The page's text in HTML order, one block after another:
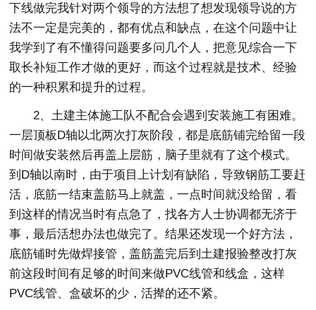
下线做完我针对两个领导的方法想了想发现领导说的方
法不一定是完美的，都有优点和缺点，在这个问题中让
我学到了有不懂得问题要多问几个人，把意见综合一下
取长补短工作才做的更好，而这个过程就是技术、经验
的一种积累和提升的过程。
2、土建主体施工队不配合会遇到安装施工有困难。
一层顶板D轴以北两次打灰阶段，都是底筋铺完给留一段
时间做安装然后再盖上层筋，脑子里就有了这个模式。
到D轴以南时，由于项目上计划有缺陷，导致钢筋工要赶
活，底筋一结束盖筋马上就盖，一点时间就没给留，看
到这样的情况当时有点急了，找各方人士协调都无济于
事，最后活想办法也做完了。结果还发现一个好方法，
底筋铺时先做焊接管，盖筋盖完后到土建报验整改打灰
前这段时间有足够的时间来做PVC线管和线盒，这样
PVC线管、盒破坏的少，活撵的还不紧。